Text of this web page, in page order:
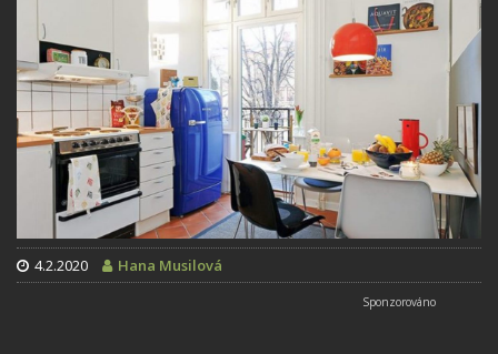
4.2.2020 Hana Musilová